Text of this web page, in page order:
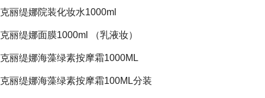
克丽缇娜院装化妆水1000ml
克丽缇娜面膜1000ml （乳液妆）
克丽缇娜海藻绿素按摩霜1000ML
克丽缇娜海藻绿素按摩霜100ML分装